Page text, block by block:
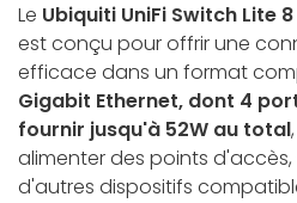
Le Ubiquiti UniFi Switch Lite
est conçu pour offrir une
efficace dans un format
Gigabit Ethernet, dont 4
fournir jusqu'à 52W au total
alimenter des points d'accès,
d'autres dispositifs